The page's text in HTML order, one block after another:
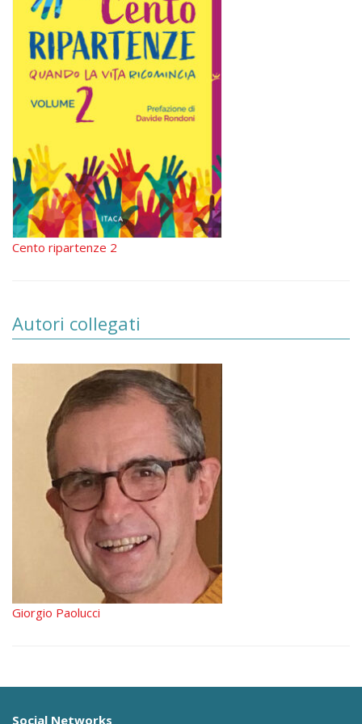
Cento ripartenze 2
Autori collegati
Giorgio Paolucci
Social Networks